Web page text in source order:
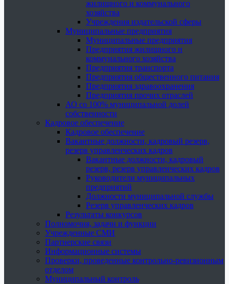
жилищного и коммунального
хозяйства
Учреждения издательской сферы
Муниципальные предприятия
Муниципальные предприятия
Предприятия жилищного и
коммунального хозяйства
Предприятия транспорта
Предприятия общественного питания
Предприятия здравоохранения
Предприятия прочих отраслей
АО со 100% муниципальной долей
собственности
Кадровое обеспечение
Кадровое обеспечение
Вакантные должности, кадровый резерв,
резерв управленческих кадров
Вакантные должности, кадровый
резерв, резерв управленческих кадров
Руководители муниципальных
предприятий
Должности муниципальной службы
Резерв управленческих кадров
Результаты конкурсов
Полномочия, задачи и функции
Учрежденные СМИ
Партнерские связи
Информационные системы
Проверки, проведенные контрольно-ревизионным
отделом
Муниципальный контроль